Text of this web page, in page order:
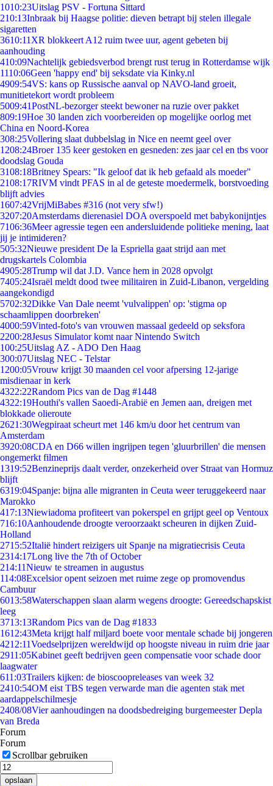
1010:23Uitslag PSV - Fortuna Sittard
210:13Inbraak bij Haagse politie: dieven betrapt bij stelen illegale
sigaretten
3610:11 XR blokkeert A12 ruim twee uur, agent gebeten bij
aanhouding
410:09Nachtelijk gebiedsverbod brengt rust terug in Rotterdamse wijk
1110:06Geen 'happy end' bij seksdate via Kinky.nl
4909:54VS: kans op Russische aanval op NAVO-land groeit,
munitietekort wordt probleem
5009:41PostNL-bezorger steekt bewoner na ruzie over pakket
809:19Hoe 30 landen zich voorbereiden op mogelijke oorlog met
China en Noord-Korea
308:25Vollering slaat dubbelslag in Nice en neemt geel over
1208:24Broer 135 keer gestoken en gesneden: zes jaar cel en tbs voor
doodslag Gouda
3108:18Britney Spears: "Ik geloof dat ik heb gefaald als moeder"
2108:17RIVM vindt PFAS in al de geteste moedermelk, borstvoeding
blijft advies
1607:42VrijMiBabes #316 (not very sfw!)
3207:20Amsterdams dierenasiel DOA overspoeld met babykonijntjes
7106:36Meer agressie tegen een andersluidende politieke mening, laat
jij je intimideren?
505:32Nieuwe president De la Espriella gaat strijd aan met
drugskartels Colombia
4905:28Trump wil dat J.D. Vance hem in 2028 opvolgt
7405:24Israël meldt dood twee militairen in Zuid-Libanon, vergelding
aangekondigd
5702:32Dikke Van Dale neemt 'vulvalippen' op: 'stigma op
schaamlippen doorbreken'
4000:59Vinted-foto's van vrouwen massaal gedeeld op seksfora
2200:28Jesus Simulator komt naar Nintendo Switch
100:25Uitslag AZ - ADO Den Haag
300:07Uitslag NEC - Telstar
1200:05Vrouw krijgt 30 maanden cel voor afpersing 12-jarige
misdienaar in kerk
4322:22Random Pics van de Dag #1448
4322:19Houthi's vallen Saoedi-Arabië en Jemen aan, dreigen met
blokkade olieroute
2621:30Wegpiraat scheurt met 146 km/u door het centrum van
Amsterdam
3920:08CDA en D66 willen ingrijpen tegen 'gluurbrillen' die mensen
ongemerkt filmen
1319:52Benzineprijs daalt verder, onzekerheid over Straat van Hormuz
blijft
6319:04Spanje: bijna alle migranten in Ceuta weer teruggekeerd naar
Marokko
417:13Niewiadoma profiteert van pokerspel en grijpt geel op Ventoux
716:10Aanhoudende droogte veroorzaakt scheuren in dijken Zuid-
Holland
2715:52Italië hindert reizigers uit Spanje na migratiecrisis Ceuta
2314:17Long live the 7th of October
214:11Nieuw te streamen in augustus
114:08Excelsior opent seizoen met ruime zege op promovendus
Cambuur
6013:58Waterschappen slaan alarm wegens droogte: Gereedschapskist
leeg
3713:13Random Pics van de Dag #1833
1612:43Meta krijgt half miljard boete voor mentale schade bij jongeren
4212:11Voedselprijzen wereldwijd op hoogste niveau in ruim drie jaar
2911:05Kabinet geeft bedrijven geen compensatie voor schade door
laagwater
611:03Trailers kijken: de bioscoopreleases van week 32
2410:54OM eist TBS tegen verwarde man die agenten stak met
aardappelschilmesje
2408/08Vier aanhoudingen na doodsbedreiging burgemeester Depla
van Breda
Forum
Forum
Scrollbar gebruiken
opslaan